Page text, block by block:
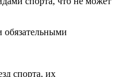
спорта, их